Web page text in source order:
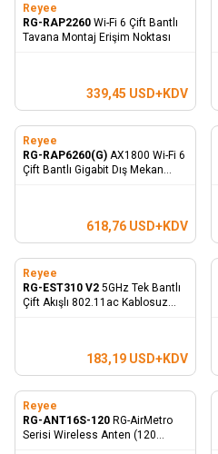
Reyee
RG-RAP2260 Wi-Fi 6 Çift Bantlı
Tavana Montaj Erişim Noktası
339,45 USD+KDV
Reyee
RG-RAP6260(G) AX1800 Wi-Fi 6
Çift Bantlı Gigabit Dış Mekan
618,76 USD+KDV
Reyee
RG-EST310 V2 5GHz Tek Bantlı
Çift Akışlı 802.11ac Kablosuz
183,19 USD+KDV
Reyee
RG-ANT16S-120 RG-AirMetro
Serisi Wireless Anten (120